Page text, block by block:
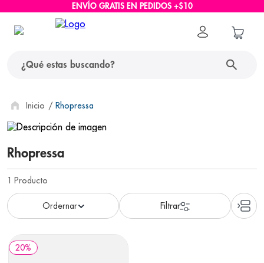
ENVÍO GRATIS EN PEDIDOS +$10
Rhopressa
Rhopressa
1 Producto
20%
términos más buscados
1. protector solar
2. pañales
3
4. cerave
6. bioderma
7.